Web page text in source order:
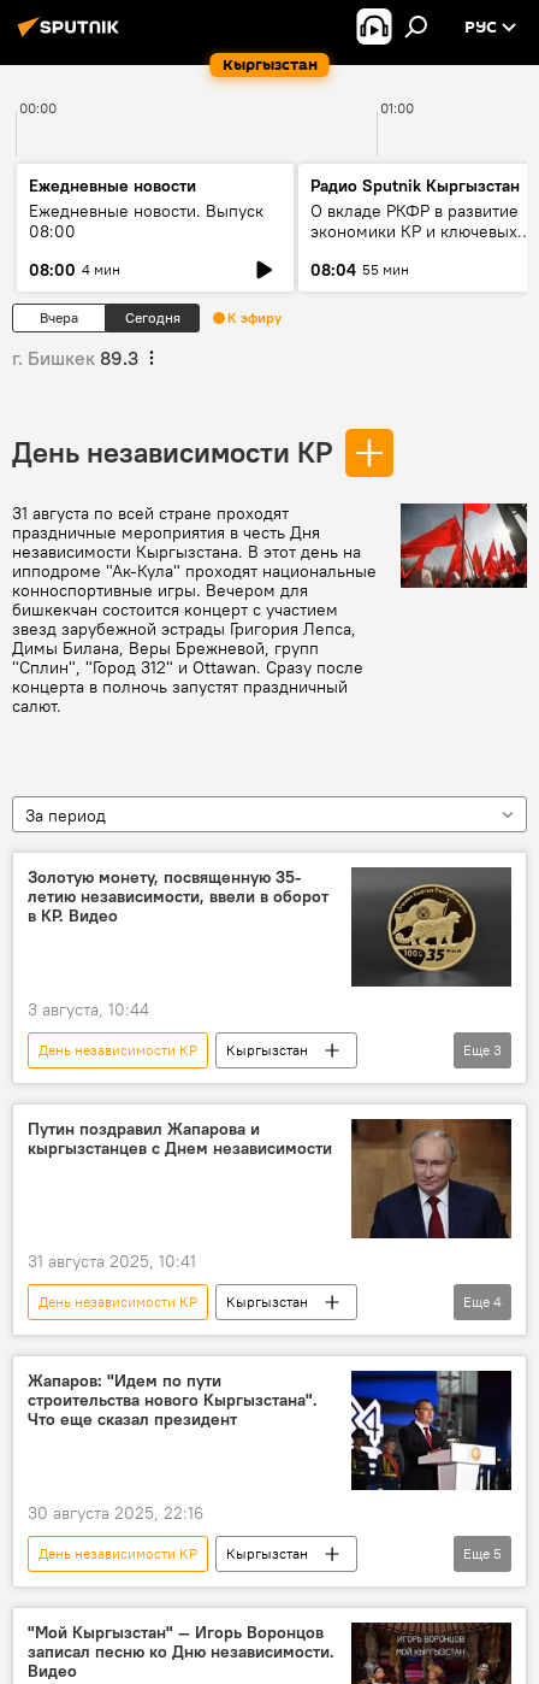
Кыргызстан
РУС
00:00 01:00
Ежедневные новости
Ежедневные новости. Выпуск
08:00
08:00 4 мин
Радио Sputnik Кыргызстан
О вкладе РКФР в развитие
экономики КР и ключевых
08:04 55 мин
Вчера Сегодня К эфиру
г. Бишкек 89.3
День независимости КР
31 августа по всей стране проходят
праздничные мероприятия в честь Дня
независимости Кыргызстана. В этот день на
ипподроме "Ак-Кула" проходят национальные
конноспортивные игры. Вечером для
бишкекчан состоится концерт с участием
звезд зарубежной эстрады Григория Лепса,
Димы Билана, Веры Брежневой, групп
"Сплин", "Город 312" и Ottawan. Сразу после
концерта в полночь запустят праздничный
салют.
За период
Золотую монету, посвященную 35-
летию независимости, ввели в оборот
в КР. Видео
3 августа, 10:44
День независимости КР
Кыргызстан
Национальный банк
монета
независимость
Еще 3
Путин поздравил Жапарова и
кыргызстанцев с Днем независимости
31 августа 2025, 10:41
День независимости КР
Кыргызстан
Россия
Владимир Путин
Садыр Жапаров
поздравление
Еще 4
Жапаров: "Идем по пути
строительства нового Кыргызстана".
Что еще сказал президент
30 августа 2025, 22:16
День независимости КР
Кыргызстан
открытие
здание
Джалал-Абад
площадь
поздравление
Еще 5
"Мой Кыргызстан" — Игорь Воронцов
записал песню ко Дню независимости.
Видео